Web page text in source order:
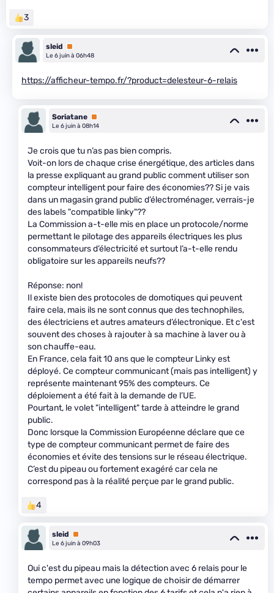
3
sleid
Premium
Le 6 juin à 06h48
https://afficheur-tempo.fr/?product=delesteur-6-relais
Soriatane Premium
Le 6 juin à 08h14
Je crois que tu n’as pas bien compris.
Voit-on lors de chaque crise énergétique, des articles dans
la presse expliquant au grand public comment utiliser son
compteur intelligent pour faire des économies?? Si je vais
dans un magasin grand public d’électroménager, verrais-je
des labels "compatible linky"??
La Commission a-t-elle mis en place un protocole/norme
permettant le pilotage des appareils électriques les plus
consommateurs d’électricité et surtout l’a-t-elle rendu
obligatoire sur les appareils neufs??
Réponse: non!
Il existe bien des protocoles de domotiques qui peuvent
faire cela, mais ils ne sont connus que des technophiles,
des électriciens et autres amateurs d’électronique. Et c'est
souvent des choses à rajouter à sa machine à laver ou à
son chauffe-eau.
En France, cela fait 10 ans que le compteur Linky est
déployé. Ce compteur communicant (mais pas intelligent) y
représente maintenant 95% des compteurs. Ce
déploiement a été fait à la demande de l’UE.
Pourtant, le volet "intelligent" tarde à atteindre le grand
public.
Donc lorsque la Commission Européenne déclare que ce
type de compteur communicant permet de faire des
économies et évite des tensions sur le réseau électrique.
C’est du pipeau ou fortement exagéré car cela ne
correspond pas à la réalité perçue par le grand public.
4
sleid
Premium
Le 6 juin à 09h03
Oui c'est du pipeau mais la détection avec 6 relais pour le
tempo permet avec une logique de choisir de démarrer